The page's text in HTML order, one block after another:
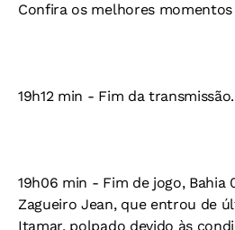
Confira os melhores
19h12 min - Fim da transmissão.
19h06 min - Fim de jogo, Bahia
Zagueiro Jean, que entrou de
Itamar, polpado devido às